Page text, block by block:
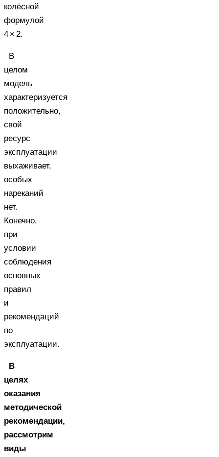
колёсной
формулой
4 × 2.
В
целом
модель
характеризуется
положительно,
свой
ресурс
эксплуатации
выхаживает,
особых
нареканий
нет.
Конечно,
при
условии
соблюдения
основных
правил
и
рекомендаций
по
эксплуатации.
В
целях
оказания
методической
рекомендации,
рассмотрим
виды